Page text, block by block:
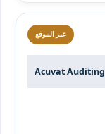
عبر الموقع
Acuvat Auditing